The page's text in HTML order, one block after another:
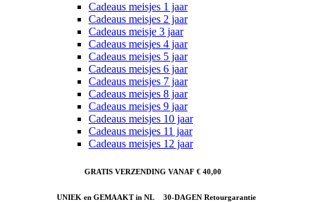
Cadeaus meisjes 1 jaar
Cadeaus meisjes 2 jaar
Cadeaus meisje 3 jaar
Cadeaus meisjes 4 jaar
Cadeaus meisjes 5 jaar
Cadeaus meisjes 6 jaar
Cadeaus meisjes 7 jaar
Cadeaus meisjes 8 jaar
Cadeaus meisjes 9 jaar
Cadeaus meisjes 10 jaar
Cadeaus meisjes 11 jaar
Cadeaus meisjes 12 jaar
GRATIS VERZENDING VANAF € 40,00
UNIEK en GEMAAKT in NL 30-DAGEN Retourgarantie